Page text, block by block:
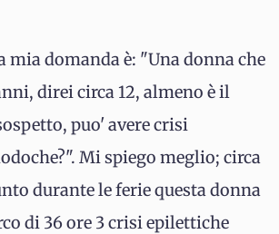
mia domanda è: "Una donna che
direi circa 12, almeno è il
puo' avere crisi
Mi spiego meglio; circa
durante le ferie questa donna
di 36 ore 3 crisi epilettiche